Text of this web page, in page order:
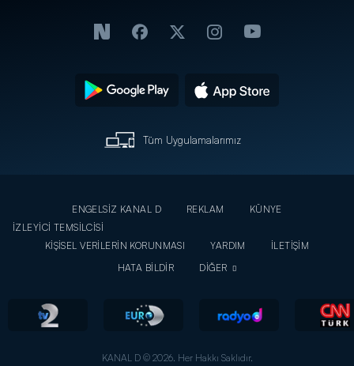
Tüm Uygulamalarımız
ENGELSİZ KANAL D REKLAM
KÜNYE
İZLEYİCİ TEMSİLCİSİ
KİŞİSEL VERİLERİN KORUNMASI
YARDIM
İLETİŞİM
HATA BİLDİR
DİĞER
KANAL D © 2026. Her Hakkı Saklıdır.